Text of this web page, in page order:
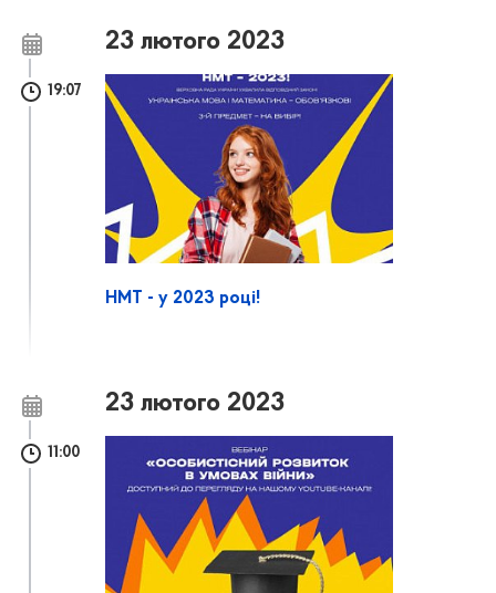
23 лютого 2023
19:07
НМТ - у 2023 році!
23 лютого 2023
11:00